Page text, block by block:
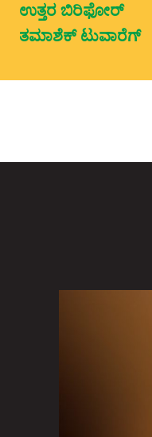
ಉತ್ತರ ಬಿರಿಫೋರ್
ತಮಾಶೆಕ್ ಟುವಾರೆಗ್